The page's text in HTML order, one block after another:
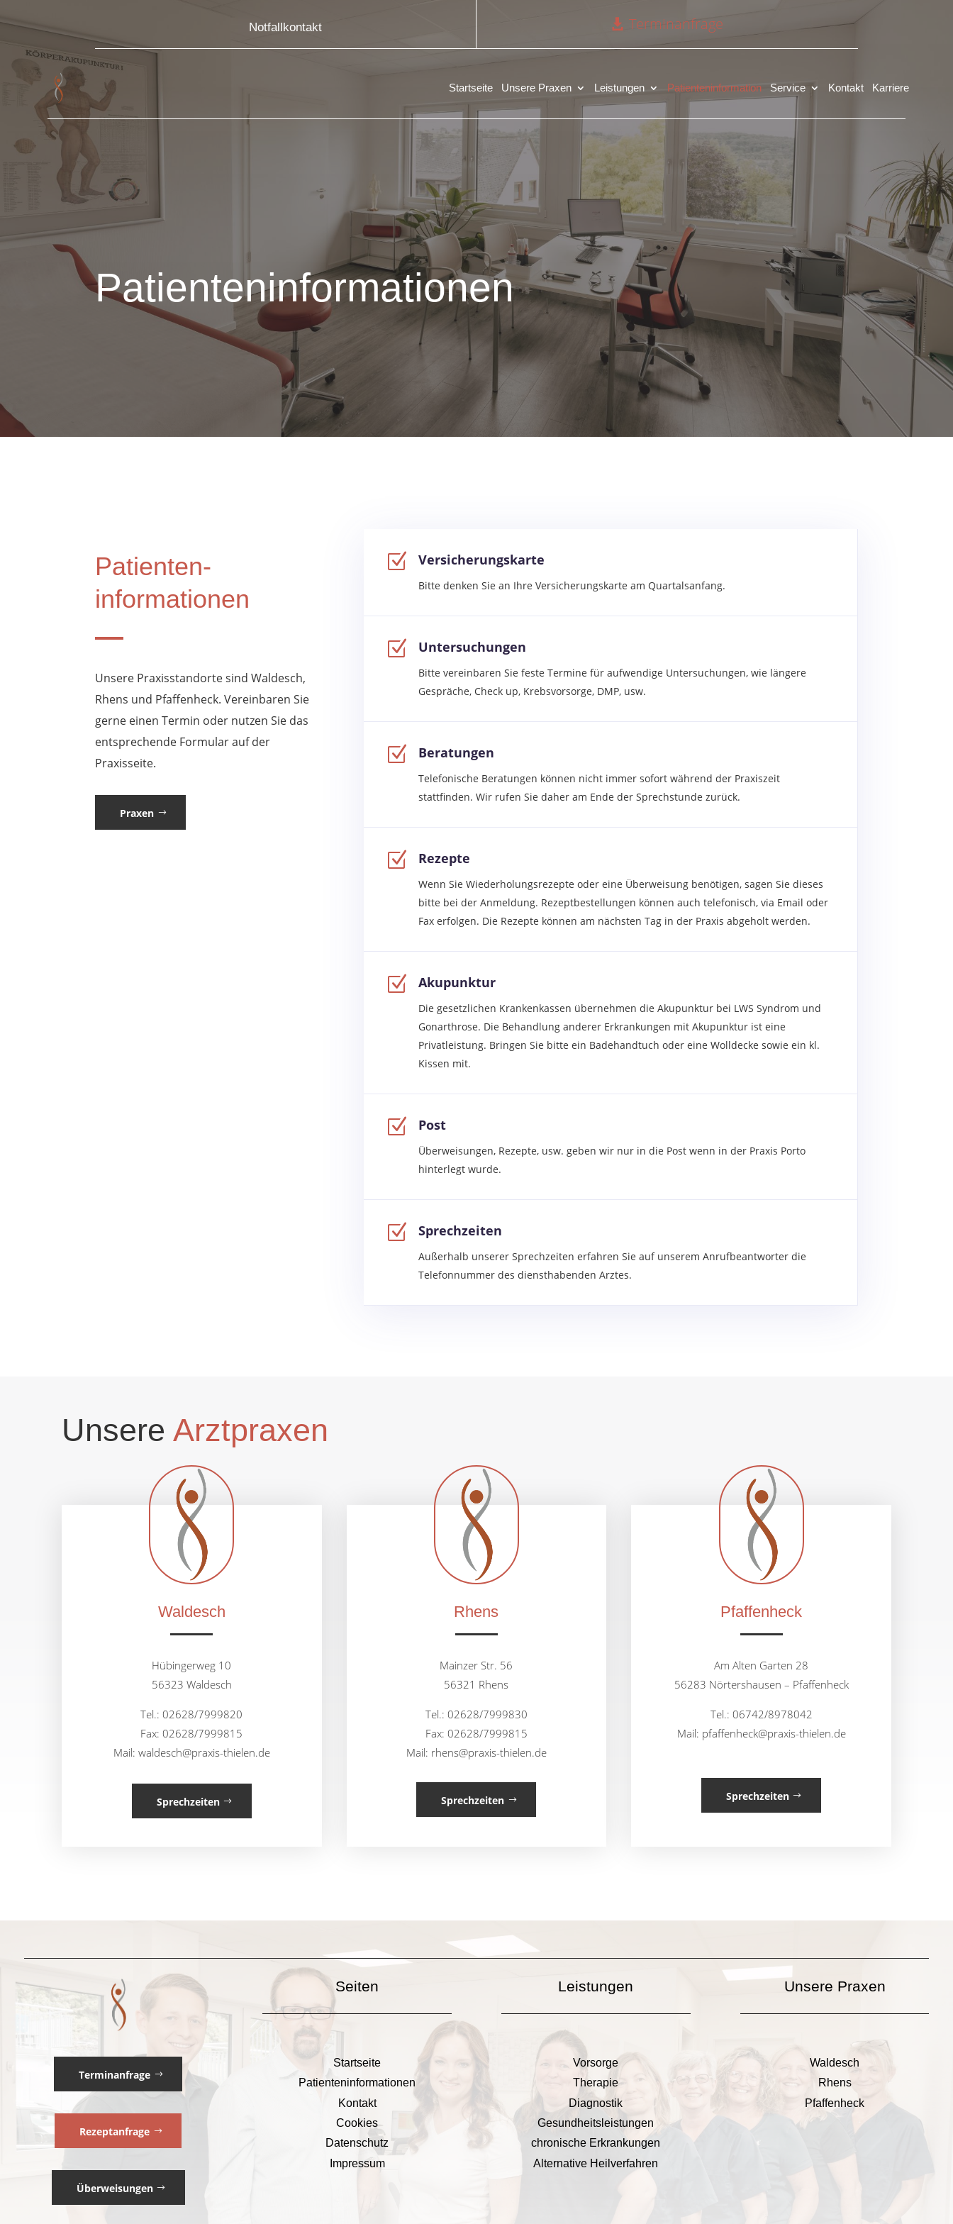
Notfallkontakt Terminanfrage
Startseite Unsere Praxen Leistungen Patienteninformation Service Kontakt Karriere
Patienteninformationen
Patienten-
informationen
Unsere Praxisstandorte sind Waldesch,
Rhens und Pfaffenheck. Vereinbaren Sie
gerne einen Termin oder nutzen Sie das
entsprechende Formular auf der
Praxisseite.
Praxen
Z Versicherungskarte
Bitte denken Sie an Ihre Versicherungskarte am Quartalsanfang.
Z Untersuchungen
Bitte vereinbaren Sie feste Termine für aufwendige Untersuchungen, wie längere
Gespräche, Check up, Krebsvorsorge, DMP, usw.
Z Beratungen
Telefonische Beratungen können nicht immer sofort während der Praxiszeit
stattfinden. Wir rufen Sie daher am Ende der Sprechstunde zurück.
Z Rezepte
Wenn Sie Wiederholungsrezepte oder eine Überweisung benötigen, sagen Sie dieses
bitte bei der Anmeldung. Rezeptbestellungen können auch telefonisch, via Email oder
Fax erfolgen. Die Rezepte können am nächsten Tag in der Praxis abgeholt werden.
Z Akupunktur
Die gesetzlichen Krankenkassen übernehmen die Akupunktur bei LWS Syndrom und
Gonarthrose. Die Behandlung anderer Erkrankungen mit Akupunktur ist eine
Privatleistung. Bringen Sie bitte ein Badehandtuch oder eine Wolldecke sowie ein kl.
Kissen mit.
Z Post
Überweisungen, Rezepte, usw. geben wir nur in die Post wenn in der Praxis Porto
hinterlegt wurde.
Z Sprechzeiten
Außerhalb unserer Sprechzeiten erfahren Sie auf unserem Anrufbeantworter die
Telefonnummer des diensthabenden Arztes.
Unsere Arztpraxen
Waldesch
Hübingerweg 10
56323 Waldesch
Tel.: 02628/7999820
Fax: 02628/7999815
Mail: waldesch@praxis-thielen.de
Sprechzeiten
Rhens
Mainzer Str. 56
56321 Rhens
Tel.: 02628/7999830
Fax: 02628/7999815
Mail: rhens@praxis-thielen.de
Sprechzeiten
Pfaffenheck
Am Alten Garten 28
56283 Nörtershausen – Pfaffenheck
Tel.: 06742/8978042
Mail: pfaffenheck@praxis-thielen.de
Sprechzeiten
Terminanfrage
Rezeptanfrage
Überweisungen
Seiten
Startseite
Patienteninformationen
Kontakt
Cookies
Datenschutz
Impressum
Leistungen
Vorsorge
Therapie
Diagnostik
Gesundheitsleistungen
chronische Erkrankungen
Alternative Heilverfahren
Unsere Praxen
Waldesch
Rhens
Pfaffenheck